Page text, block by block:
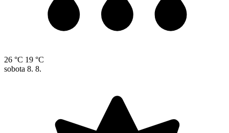
26 °C 19 °C
sobota 8. 8.